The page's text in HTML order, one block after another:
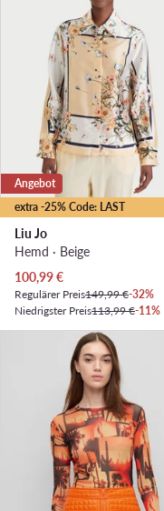
extra -25% Code: LAST
Angebot
Liu Jo
Hemd · Beige
Aktueller Preis
100,99€
Regulärer Preis149,99 €-32%
Niedrigster Preis113,99 €-11%